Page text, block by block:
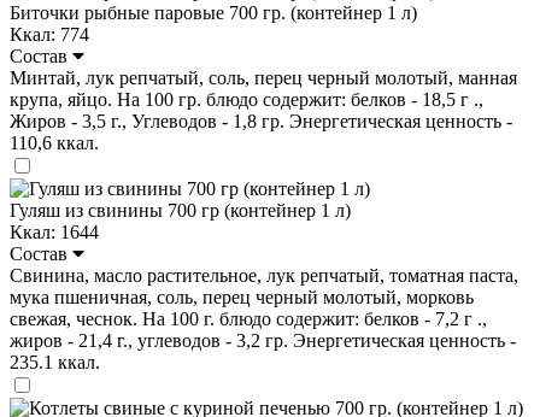
Биточки рыбные паровые 700 гр. (контейнер 1 л)
Ккал: 774
Состав
Минтай, лук репчатый, соль, перец черный молотый, манная
крупа, яйцо. На 100 гр. блюдо содержит: белков - 18,5 г .,
Жиров - 3,5 г., Углеводов - 1,8 гр. Энергетическая ценность -
110,6 ккал.
Гуляш из свинины 700 гр (контейнер 1 л)
Ккал: 1644
Состав
Свинина, масло растительное, лук репчатый, томатная паста,
мука пшеничная, соль, перец черный молотый, морковь
свежая, чеснок. На 100 г. блюдо содержит: белков - 7,2 г .,
жиров - 21,4 г., углеводов - 3,2 гр. Энергетическая ценность -
235.1 ккал.